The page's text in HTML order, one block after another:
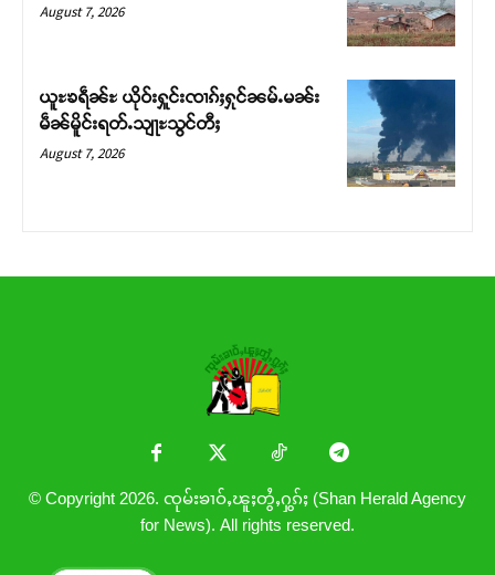
August 7, 2026
ယူႊၶရဵၼ်ႊ ယိုဝ်းႁူင်းၸၢၵ်ႈႁုင်ၼမ်ႉမၼ်း
မဵၼ်မိူင်းရတ်ႉသျႃႊသွင်တီႈ
August 7, 2026
© Copyright 2026. ၸုမ်းၶၢဝ်ႇၽူႈတွႆႇႁွၵ်ႈ (Shan Herald Agency
for News). All rights reserved.